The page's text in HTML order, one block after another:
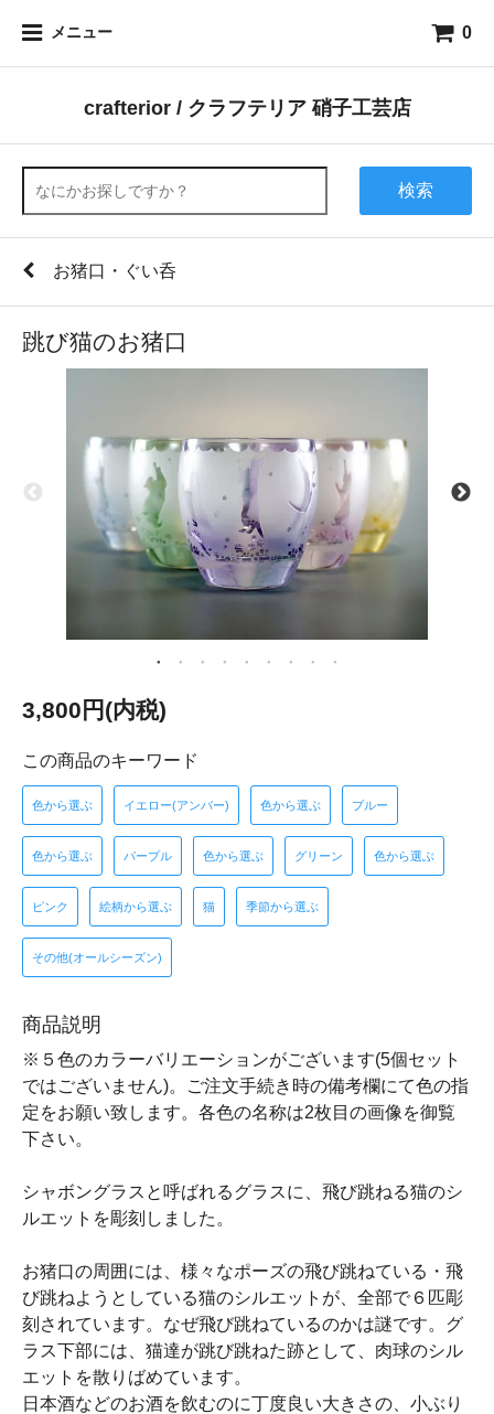
メニュー 0
crafterior / クラフテリア 硝子工芸店
検索
お猪口・ぐい呑
跳び猫のお猪口
3,800円(内税)
この商品のキーワード
色から選ぶ イエロー(アンバー) 色から選ぶ ブルー
色から選ぶ パープル 色から選ぶ グリーン 色から選ぶ
ピンク 絵柄から選ぶ 猫 季節から選ぶ
その他(オールシーズン)
商品説明
※５色のカラーバリエーションがございます(5個セット
ではございません)。ご注文手続き時の備考欄にて色の指
定をお願い致します。各色の名称は2枚目の画像を御覧
下さい。
シャボングラスと呼ばれるグラスに、飛び跳ねる猫のシ
ルエットを彫刻しました。
お猪口の周囲には、様々なポーズの飛び跳ねている・飛
び跳ねようとしている猫のシルエットが、全部で６匹彫
刻されています。なぜ飛び跳ねているのかは謎です。グ
ラス下部には、猫達が跳び跳ねた跡として、肉球のシル
エットを散りばめています。
日本酒などのお酒を飲むのに丁度良い大きさの、小ぶり